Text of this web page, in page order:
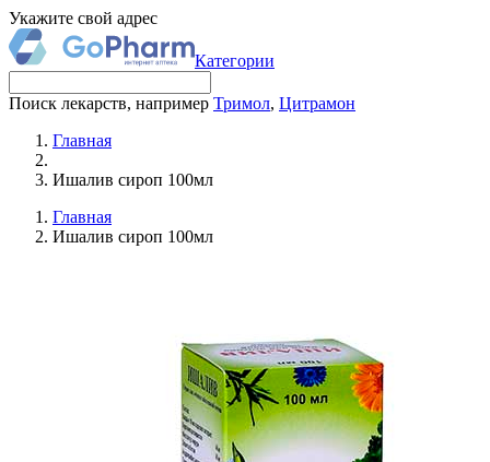
Укажите свой адрес
Категории
Поиск лекарств, например Тримол, Цитрамон
Главная
Ишалив сироп 100мл
Главная
Ишалив сироп 100мл